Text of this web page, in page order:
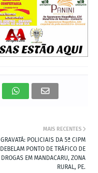
MAIS RECENTES
GRAVATÁ: POLICIAIS DA 5ª CIPM
DEBELAM PONTO DE TRÁFICO DE
DROGAS EM MANDACARU, ZONA
RURAL, PE.